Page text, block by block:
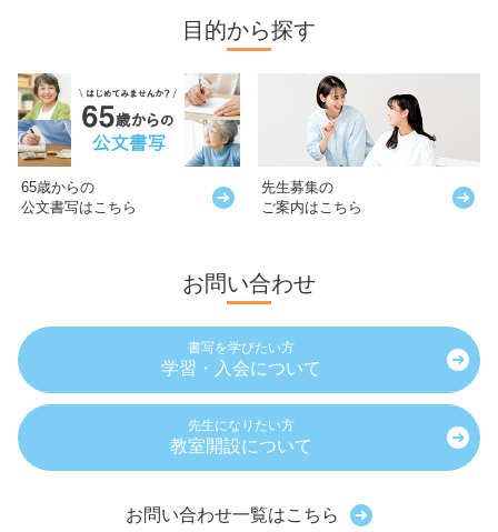
目的から探す
65歳からの
公文書写はこちら
先生募集の
ご案内はこちら
お問い合わせ
書写を学びたい方
学習・入会について
先生になりたい方
教室開設について
お問い合わせ一覧はこちら